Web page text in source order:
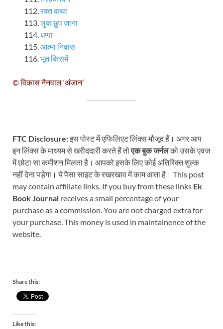
रक्त कथा
लुक छुप जाना
धप्पा
आत्मा निवास
भूत किसमें
© विकास नैनवाल ‘अंजान’
FTC Disclosure:इस पोस्ट में एफिलिएट लिंक्स मौजूद हैं। अगर आप
इन लिंक्स के माध्यम से खरीददारी करते हैं तोएक बुक जर्नलको उसके एवज
में छोटा सा कमीशन मिलता है। आपको इसके लिए कोई अतिरिक्त शुल्क
नहीं देना पड़ेगा। ये पैसा साइट के रखरखाव में काम आता है। This post
may contain affiliate links. If you buy from these links Ek
Book Journal receives a small percentage of your
purchase as a commission. You are not charged extra for
your purchase. This money is used in maintainence of the
website.
Share this:
Like this: